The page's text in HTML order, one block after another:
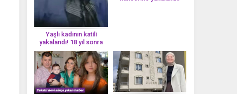
Yaşlı kadının katili
yakalandı! 18 yıl sonra
tek bir DNA iziyle
çözüldü!